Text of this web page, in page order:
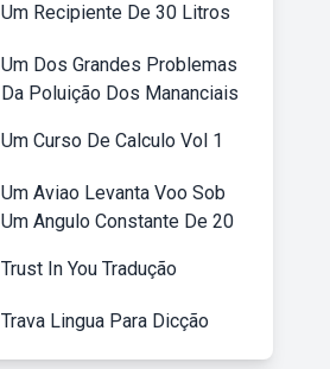
Um Recipiente De 30 Litros
Um Dos Grandes Problemas
Da Poluição Dos Mananciais
Um Curso De Calculo Vol 1
Um Aviao Levanta Voo Sob
Um Angulo Constante De 20
Trust In You Tradução
Trava Lingua Para Dicção